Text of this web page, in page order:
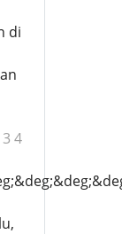
di
4